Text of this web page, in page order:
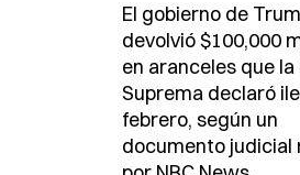
El gobierno de
devolvió $100,000
en aranceles que
Suprema declaró
febrero, según un
documento judicial